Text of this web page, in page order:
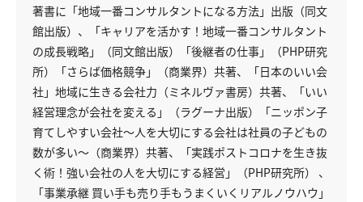
著書に「地域一番コンサルタントになる方法」出版（同文
館出版）、「キャリアを活かす！地域一番コンサルタント
の成長戦略」（同文館出版）「後継者の仕事」（PHP研究
所）「さらば価格競争」（商業界）共著、「日本のいい会
社」地域に生きる会社力（ミネルヴァ書房）共著、「いい
経営理念が会社を変える」（ラグーナ出版）「ニッポン子
育てしやすい会社～人を大切にする会社は社員の子どもの
数が多い～（商業界）共著、「実践ポストコロナを生き抜
く術！強い会社の人を大切にする経営」（PHP研究所） 、
「事業承継 買い手も売り手もうまくいくリアルノウハウ」